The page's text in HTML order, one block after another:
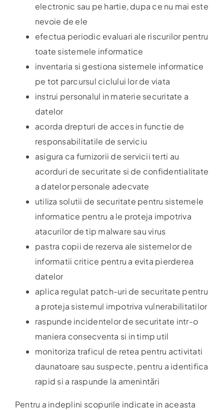
electronic sau pe hartie, dupa ce nu mai este
nevoie de ele
efectua periodic evaluari ale riscurilor pentru
toate sistemele informatice
inventaria si gestiona sistemele informatice
pe tot parcursul ciclului lor de viata
instrui personalul in materie securitate a
datelor
acorda drepturi de acces in functie de
responsabilitatile de serviciu
asigura ca furnizorii de servicii terti au
acorduri de securitate si de confidentialitate
a datelor personale adecvate
utiliza solutii de securitate pentru sistemele
informatice pentru a le proteja impotriva
atacurilor de tip malware sau virus
pastra copii de rezerva ale sistemelor de
informatii critice pentru a evita pierderea
datelor
aplica regulat patch-uri de securitate pentru
a proteja sistemul impotriva vulnerabilitatilor
raspunde incidentelor de securitate intr-o
maniera consecventa si in timp util
monitoriza traficul de retea pentru activitati
daunatoare sau suspecte, pentru a identifica
rapid si a raspunde la amenintări
Pentru a indeplini scopurile indicate in aceasta